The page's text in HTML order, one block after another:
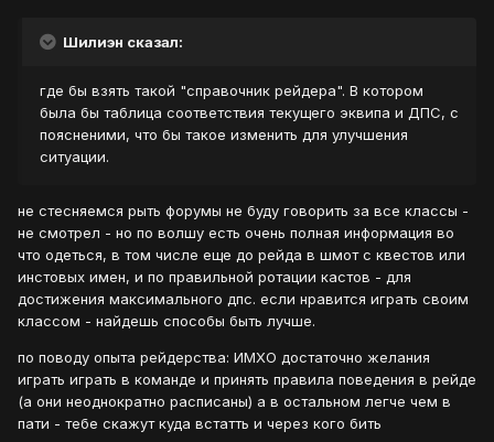
Шилиэн сказал:
где бы взять такой "справочник рейдера". В котором
была бы таблица соответствия текущего эквипа и ДПС, с
поясненими, что бы такое изменить для улучшения
ситуации.
не стесняемся рыть форумы не буду говорить за все классы -
не смотрел - но по волшу есть очень полная информация во
что одеться, в том числе еще до рейда в шмот с квестов или
инстовых имен, и по правильной ротации кастов - для
достижения максимального дпс. если нравится играть своим
классом - найдешь способы быть лучше.
по поводу опыта рейдерства: ИМХО достаточно желания
играть играть в команде и принять правила поведения в рейде
(а они неоднократно расписаны) а в остальном легче чем в
пати - тебе скажут куда встатть и через кого бить